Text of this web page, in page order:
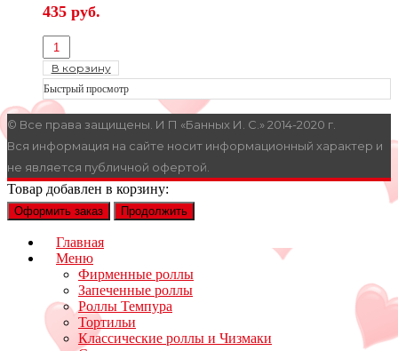
435 руб.
В корзину
Быстрый просмотр
© Все права защищены. И П «Банных И. С.» 2014-2020 г.
Вся информация на сайте носит информационный характер и
не является публичной офертой.
Товар добавлен в корзину:
Оформить заказ Продолжить
Главная
Меню
Фирменные роллы
Запеченные роллы
Роллы Темпура
Тортильи
Классические роллы и Чизмаки